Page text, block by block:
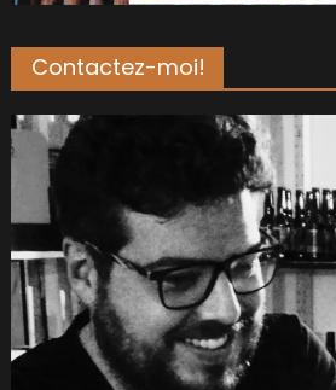
Contactez-moi!